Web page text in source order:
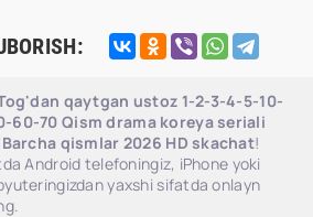
qaytgan ustoz 1-2-3-4-5-10-
60-70 Qism drama koreya seriali
qismlar 2026 HD skachat!
Android telefoningiz, iPhone yoki
yaxshi sifatda onlayn